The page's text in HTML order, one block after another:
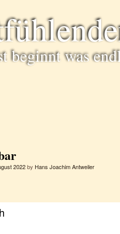
beginnt was
2022by Hans Joachim Antweiler